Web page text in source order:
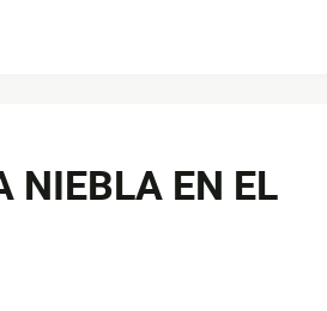
NIEBLA EN EL